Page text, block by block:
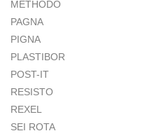
METHODO
PAGNA
PIGNA
PLASTIBOR
POST-IT
RESISTO
REXEL
SEI ROTA